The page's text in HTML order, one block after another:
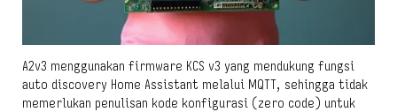
A2v3 menggunakan firmware KCS v3 yang mendukung fungsi
auto discovery Home Assistant melalui MQTT, sehingga tidak
memerlukan penulisan kode konfigurasi (zero code) untuk